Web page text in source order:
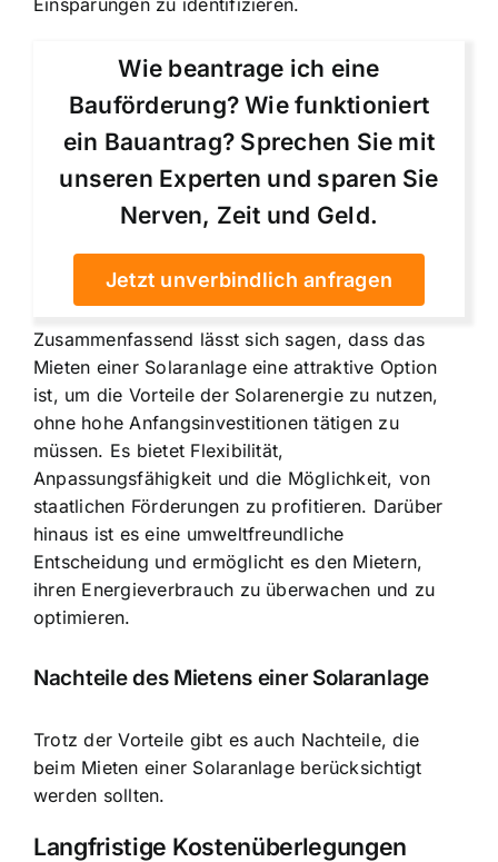
Wie beantrage ich eine
Bauförderung? Wie funktioniert
ein Bauantrag? Sprechen Sie mit
unseren Experten und sparen Sie
Nerven, Zeit und Geld.
Jetzt unverbindlich anfragen
Zusammenfassend lässt sich sagen, dass das
Mieten einer Solaranlage eine attraktive Option
ist, um die Vorteile der Solarenergie zu nutzen,
ohne hohe Anfangsinvestitionen tätigen zu
müssen. Es bietet Flexibilität,
Anpassungsfähigkeit und die Möglichkeit, von
staatlichen Förderungen zu profitieren. Darüber
hinaus ist es eine umweltfreundliche
Entscheidung und ermöglicht es den Mietern,
ihren Energieverbrauch zu überwachen und zu
optimieren.
Nachteile des Mietens einer Solaranlage
Trotz der Vorteile gibt es auch Nachteile, die
beim Mieten einer Solaranlage berücksichtigt
werden sollten.
Langfristige Kostenüberlegungen